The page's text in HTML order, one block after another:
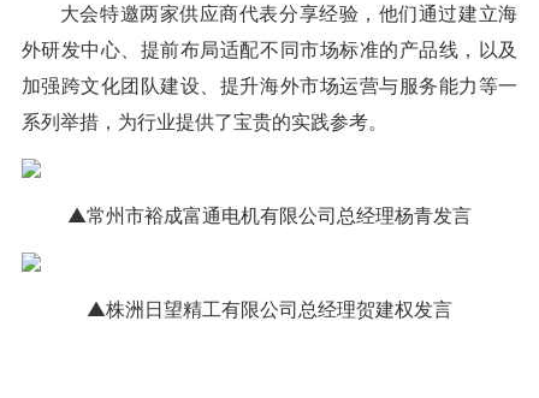
大会特邀两家供应商代表分享经验，他们通过建立海
外研发中心、提前布局适配不同市场标准的产品线，以及
加强跨文化团队建设、提升海外市场运营与服务能力等一
系列举措，为行业提供了宝贵的实践参考。
▲常州市裕成富通电机有限公司总经理杨青发言
▲株洲日望精工有限公司总经理贺建权发言